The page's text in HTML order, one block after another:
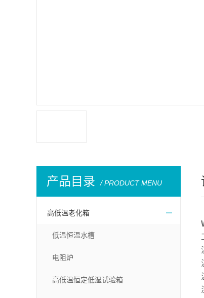
产品目录 / PRODUCT MENU
高低温老化箱
低温恒温水槽
电阻炉
高低温恒定低湿试验箱